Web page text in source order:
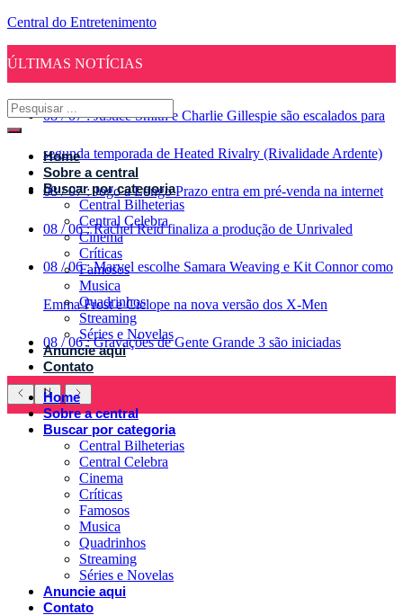
Central do Entretenimento
ÚLTIMAS NOTÍCIAS
08 / 07 : Justice Smith e Charlie Gillespie são escalados para
segunda temporada de Heated Rivalry (Rivalidade Ardente)
08 / 07 : Jogo a Longo Prazo entra em pré-venda na internet
08 / 06 : Rachel Reid finaliza a produção de Unrivaled
08 / 06 : Marvel escolhe Samara Weaving e Kit Connor como
Emma Frost e Ciclope na nova versão dos X-Men
08 / 06 : Gravações de Gente Grande 3 são iniciadas
Home
Sobre a central
Buscar por categoria
Central Bilheterias
Central Celebra
Cinema
Críticas
Famosos
Musica
Quadrinhos
Streaming
Séries e Novelas
Anuncie aqui
Contato
Home
Sobre a central
Buscar por categoria
Central Bilheterias
Central Celebra
Cinema
Críticas
Famosos
Musica
Quadrinhos
Streaming
Séries e Novelas
Anuncie aqui
Contato